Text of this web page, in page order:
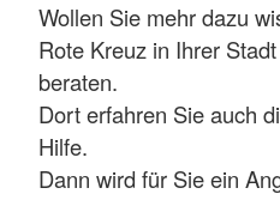
Wollen Sie mehr dazu
Rote Kreuz in Ihrer
beraten.
Dort erfahren Sie auch
Hilfe.
Dann wird für Sie ein